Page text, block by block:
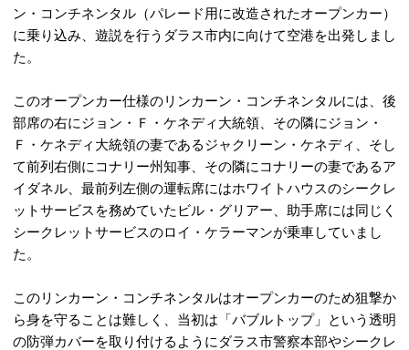
ン・コンチネンタル（パレード用に改造されたオープンカー）
に乗り込み、遊説を行うダラス市内に向けて空港を出発しまし
た。
このオープンカー仕様のリンカーン・コンチネンタルには、後
部席の右にジョン・Ｆ・ケネディ大統領、その隣にジョン・
Ｆ・ケネディ大統領の妻であるジャクリーン・ケネディ、そし
て前列右側にコナリー州知事、その隣にコナリーの妻であるア
イダネル、最前列左側の運転席にはホワイトハウスのシークレ
ットサービスを務めていたビル・グリアー、助手席には同じく
シークレットサービスのロイ・ケラーマンが乗車していまし
た。
このリンカーン・コンチネンタルはオープンカーのため狙撃か
ら身を守ることは難しく、当初は「バブルトップ」という透明
の防弾カバーを取り付けるようにダラス市警察本部やシークレ